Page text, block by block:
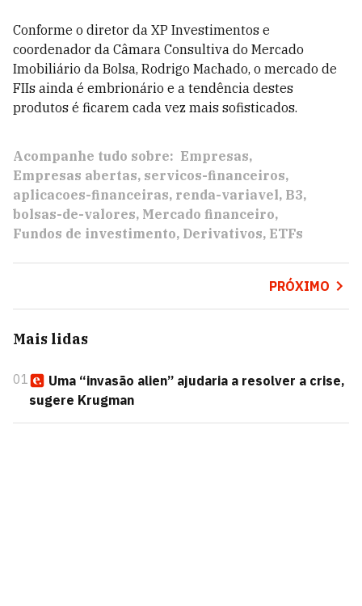
Conforme o diretor da XP Investimentos e
coordenador da Câmara Consultiva do Mercado
Imobiliário da Bolsa, Rodrigo Machado, o mercado de
FIIs ainda é embrionário e a tendência destes
produtos é ficarem cada vez mais sofisticados.
Acompanhe tudo sobre: Empresas
Empresas abertas servicos-financeiros
aplicacoes-financeiras renda-variavel B3
bolsas-de-valores Mercado financeiro
Fundos de investimento Derivativos ETFs
PRÓXIMO
Mais lidas
01
Uma “invasão alien” ajudaria a resolver a crise,
sugere Krugman